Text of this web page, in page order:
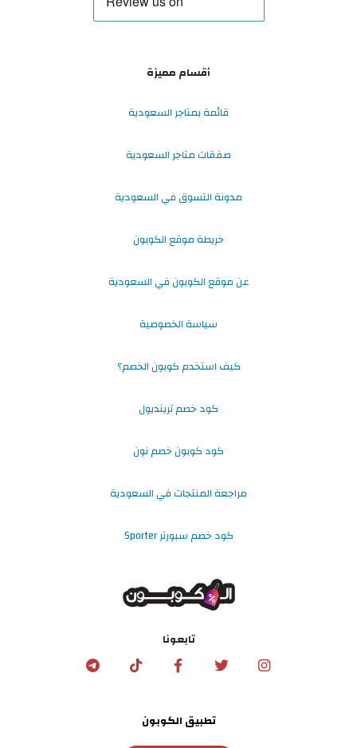
أقسام مميزة
قائمة بمتاجر السعودية
صفقات متاجر السعودية
مدونة التسوق في السعودية
خريطة موقع الكوبون
عن موقع الكوبون في السعودية
سياسة الخصوصية
كيف استخدم كوبون الخصم؟
كود خصم ترينديول
كود كوبون خصم نون
مراجعة المنتجات في السعودية
كود خصم سبورتر Sporter
تابعونا
تطبيق الكوبون